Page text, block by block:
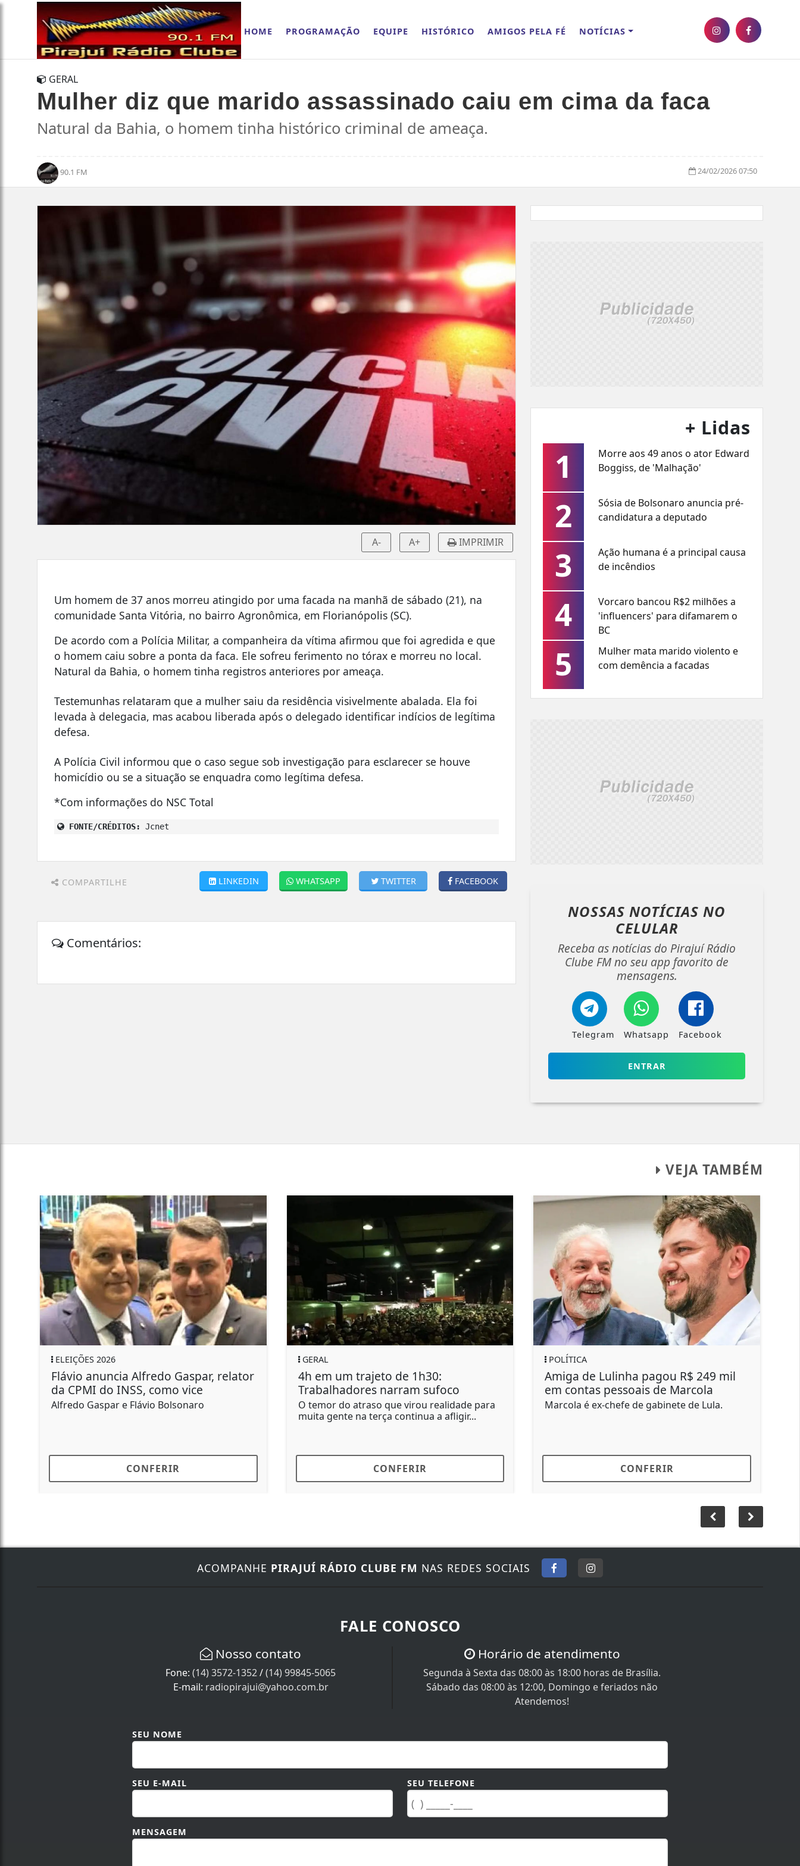
HOME PROGRAMAÇÃO EQUIPE HISTÓRICO AMIGOS PELA FÉ NOTÍCIAS
GERAL
Mulher diz que marido assassinado caiu em cima da faca
Natural da Bahia, o homem tinha histórico criminal de ameaça.
90.1 FM 24/02/2026 07:50
A- A+ IMPRIMIR
Um homem de 37 anos morreu atingido por uma facada na manhã de sábado (21), na
comunidade Santa Vitória, no bairro Agronômica, em Florianópolis (SC).
De acordo com a Polícia Militar, a companheira da vítima afirmou que foi agredida e que
o homem caiu sobre a ponta da faca. Ele sofreu ferimento no tórax e morreu no local.
Natural da Bahia, o homem tinha registros anteriores por ameaça.
Testemunhas relataram que a mulher saiu da residência visivelmente abalada. Ela foi
levada à delegacia, mas acabou liberada após o delegado identificar indícios de legítima
defesa.
A Polícia Civil informou que o caso segue sob investigação para esclarecer se houve
homicídio ou se a situação se enquadra como legítima defesa.
*Com informações do NSC Total
FONTE/CRÉDITOS: Jcnet
COMPARTILHE FACEBOOK
TWITTER
WHATSAPP
LINKEDIN
Comentários:
+ Lidas
1
Morre aos 49 anos o ator Edward
Boggiss, de 'Malhação'
2
Sósia de Bolsonaro anuncia pré-
candidatura a deputado
3
Ação humana é a principal causa
de incêndios
4
Vorcaro bancou R$2 milhões a
'influencers' para difamarem o
BC
5
Mulher mata marido violento e
com demência a facadas
NOSSAS NOTÍCIASNO
CELULAR
Receba as notícias do Pirajuí Rádio
Clube FM no seu app favorito de
mensagens.
Telegram Whatsapp Facebook
ENTRAR
VEJA TAMBÉM
anuncia Alfredo Gaspar, relator
do INSS, como vice
Gaspar e Flávio Bolsonaro
4h em um trajeto de 1h30:
Trabalhadores narram sufoco
O temor do atraso que virou realidade para
muita gente na terça continua a afligir...
Amiga de Lulinha pagou R$ 249 mil
em contas pessoais de Marcola
Marcola é ex-chefe de gabinete de Lula.
Homem morre
futebol em
Lucas era natural de
ACOMPANHE PIRAJUÍ RÁDIO CLUBE FM NAS REDES SOCIAIS
FALE CONOSCO
Nosso contato
Fone:(14) 3572-1352/(14) 99845-5065
E-mail: radiopirajui@yahoo.com.br
Horário de atendimento
Segunda à Sexta das 08:00 às 18:00 horas de Brasília.
Sábado das 08:00 às 12:00, Domingo e feriados não
Atendemos!
SEU NOME
SEU E-MAIL SEU TELEFONE
MENSAGEM